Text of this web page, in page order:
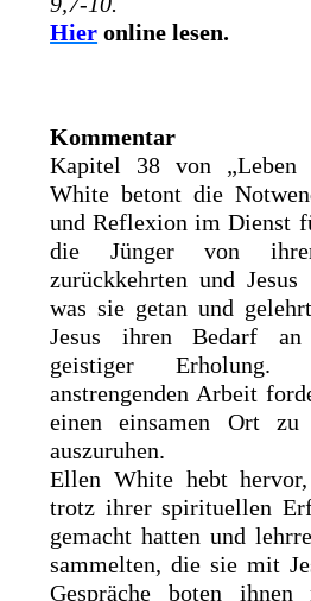
Hier online lesen.
Kommentar
Kapitel 38 von „Leben
White betont die
und Reflexion im Dienst
die Jünger von ihrer
zurückkehrten und
was sie getan und
Jesus ihren Bedarf an
geistiger Erholung.
anstrengenden Arbeit
einen einsamen Ort
auszuruhen.
Ellen White hebt
trotz ihrer spirituellen
gemacht hatten und
sammelten, die sie mit
Gespräche boten